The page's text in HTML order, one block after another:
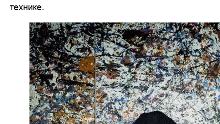
технике.